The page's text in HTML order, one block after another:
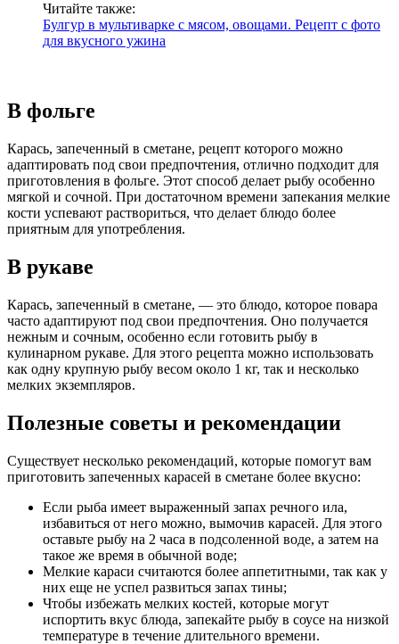
Читайте также:
Булгур в мультиварке с мясом, овощами. Рецепт с фото
для вкусного ужина
В фольге
Карась, запеченный в сметане, рецепт которого можно
адаптировать под свои предпочтения, отлично подходит для
приготовления в фольге. Этот способ делает рыбу особенно
мягкой и сочной. При достаточном времени запекания мелкие
кости успевают раствориться, что делает блюдо более
приятным для употребления.
В рукаве
Карась, запеченный в сметане, — это блюдо, которое повара
часто адаптируют под свои предпочтения. Оно получается
нежным и сочным, особенно если готовить рыбу в
кулинарном рукаве. Для этого рецепта можно использовать
как одну крупную рыбу весом около 1 кг, так и несколько
мелких экземпляров.
Полезные советы и рекомендации
Существует несколько рекомендаций, которые помогут вам
приготовить запеченных карасей в сметане более вкусно:
Если рыба имеет выраженный запах речного ила,
избавиться от него можно, вымочив карасей. Для этого
оставьте рыбу на 2 часа в подсоленной воде, а затем на
такое же время в обычной воде;
Мелкие караси считаются более аппетитными, так как у
них еще не успел развиться запах тины;
Чтобы избежать мелких костей, которые могут
испортить вкус блюда, запекайте рыбу в соусе на низкой
температуре в течение длительного времени.